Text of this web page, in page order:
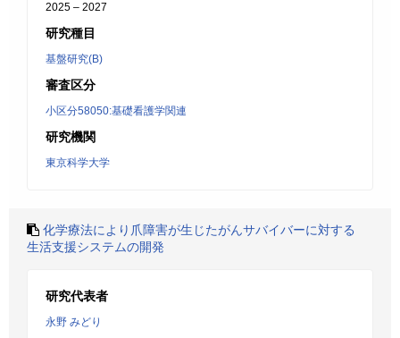
2025 – 2027
研究種目
基盤研究(B)
審査区分
小区分58050:基礎看護学関連
研究機関
東京科学大学
化学療法により爪障害が生じたがんサバイバーに対する
生活支援システムの開発
研究代表者
永野 みどり